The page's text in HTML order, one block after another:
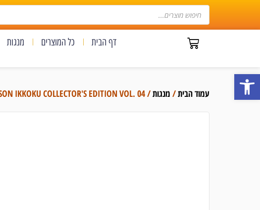
פתח סרגל נגישות
דף הבית כל המוצרים מנגות
עמוד הבית/ מנגות/ MAISON IKKOKU COLLECTOR'S EDITION VOL. 04